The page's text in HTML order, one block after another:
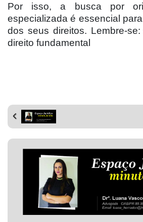
Por isso, a busca por
especializada é essencial
dos seus direitos. Lembre-
direito fundamental